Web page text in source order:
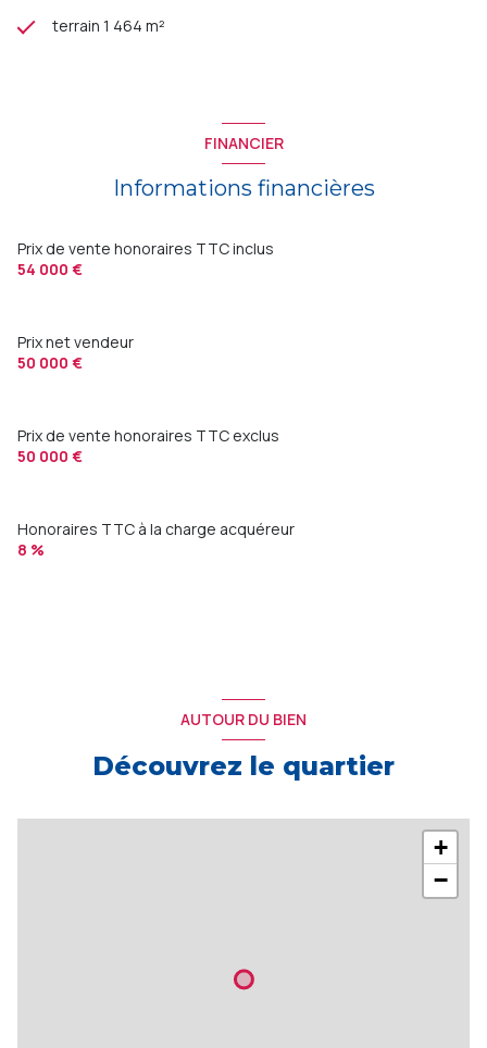
terrain 1 464 m²
FINANCIER
Informations financières
Prix de vente honoraires TTC inclus
54 000 €
Prix net vendeur
50 000 €
Prix de vente honoraires TTC exclus
50 000 €
Honoraires TTC à la charge acquéreur
8 %
AUTOUR DU BIEN
Découvrez le quartier
+
−